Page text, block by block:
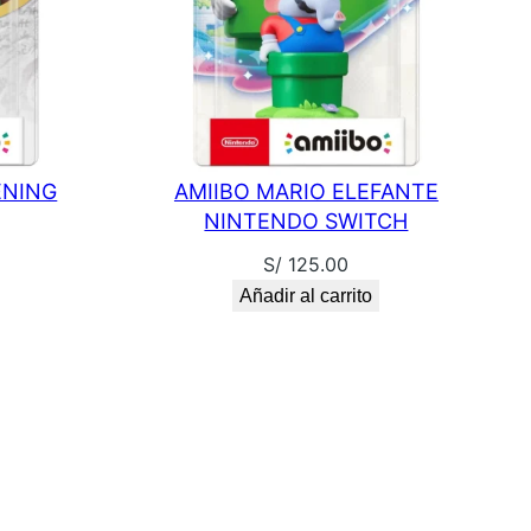
AMIIBO MARIO ELEFANTE
NINTENDO SWITCH
S/ 125.00
Añadir al carrito